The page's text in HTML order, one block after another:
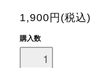
1,900円(税込)
購入数